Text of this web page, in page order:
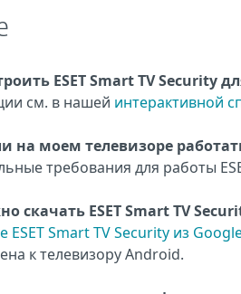
ESET Smart TV Security
см. в нашей интерактивной
на моем телевизоре
требования для работы
скачать ESET Smart TV
ESET Smart TV Security из
к телевизору Android.